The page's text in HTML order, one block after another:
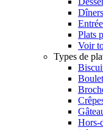
Dîners
Plats
Voir
Types de
Hors-